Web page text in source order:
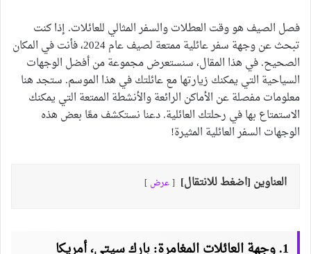
فصل الصيف هو وقت العطلات والسفر المثالي للعائلات. إذا كنت
تبحث عن وجهة سفر عائلية ممتعة لصيف عام 2024، فأنت في المكان
الصحيح. في هذا المقال، سنستعرض مجموعة من أفضل الوجهات
السياحية التي يمكنك زيارتها مع عائلتك في هذا الموسم. ستجد هنا
معلومات مفصلة عن الأماكن الرائعة والأنشطة الممتعة التي يمكنك
الاستمتاع بها في رحلتك العائلية. دعنا نستكشف معًا بعض هذه
الوجهات السفر العائلية المثيرة!
العناوين [اضغط للانتقال] عرض